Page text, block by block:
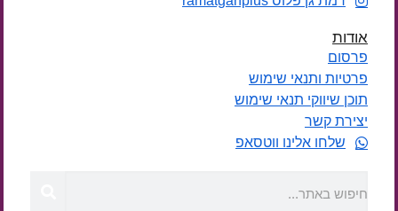
אודות
פרסום
פרטיות ותנאי שימוש
תוכן שיווקי תנאי שימוש
יצירת קשר
שלחו אלינו ווטסאפ